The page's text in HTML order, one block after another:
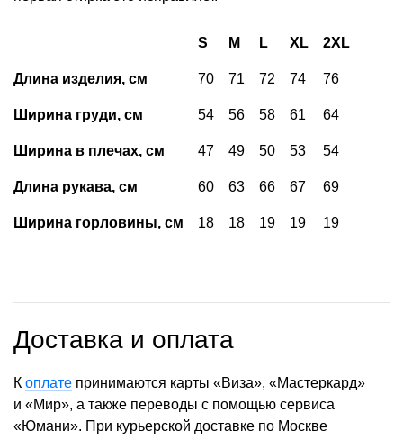
S M L XL 2XL
Длина изделия, см 70 71 72 74 76
Ширина груди, см 54 56 58 61 64
Ширина в плечах, см 47 49 50 53 54
Длина рукава, см 60 63 66 67 69
Ширина горловины, см 18 18 19 19 19
Доставка и оплата
К оплате принимаются карты «Виза», «Мастеркард»
и «Мир», а также переводы с помощью сервиса
«Юмани». При курьерской доставке по Москве